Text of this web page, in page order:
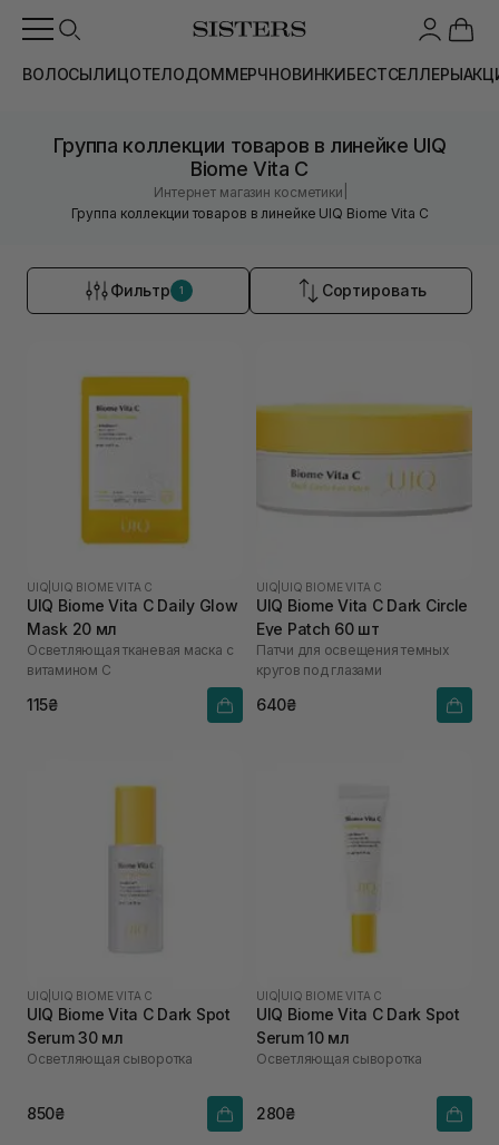
ВОЛОСЫЛИЦОТЕЛОДОММЕРЧНОВИНКИБЕСТСЕЛЛЕРЫ
Группа коллекции товаров в линейке UIQ
Biome Vita C
Интернет магазин косметики
Группа коллекции товаров в линейке UIQ Biome Vita C
Фильтр 1 Сортировать
UIQ UIQ BIOME VITA C
UIQ Biome Vita C Daily Glow
Mask 20 мл
Осветляющая тканевая маска с
витамином C
115₴
UIQ UIQ BIOME VITA C
UIQ Biome Vita C Dark Circle
Eye Patch 60 шт
Патчи для освещения темных
кругов под глазами
640₴
UIQ UIQ BIOME VITA C
UIQ Biome Vita C Dark Spot
Serum 30 мл
Осветляющая сыворотка
850₴
UIQ UIQ BIOME VITA C
UIQ Biome Vita C Dark Spot
Serum 10 мл
Осветляющая сыворотка
280₴